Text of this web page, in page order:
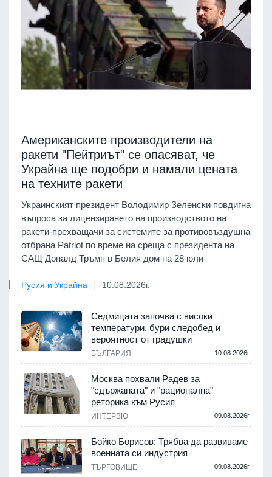
Американските производители на
ракети "Пейтриът" се опасяват, че
Украйна ще подобри и намали цената
на техните ракети
Украинският президент Володимир Зеленски повдигна
въпроса за лицензирането на производството на
ракети-прехващачи за системите за противовъздушна
отбрана Patriot по време на среща с президента на
САЩ Доналд Тръмп в Белия дом на 28 юли
Русия и Украйна 10.08.2026г.
Седмицата започва с високи
температури, бури следобед и
вероятност от градушки
БЪЛГАРИЯ 10.08.2026г.
Москва похвали Радев за
"сдържаната" и "рационална"
реторика към Русия
ИНТЕРВЮ 09.08.2026г.
Бойко Борисов: Трябва да развиваме
военната си индустрия
ТЪРГОВИЩЕ 09.08.2026г.